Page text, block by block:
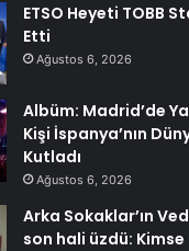
ETSO Heyeti TOBB
Etti
Ağustos 6, 2026
Albüm: Madrid’de
Kişi İspanya’nın
Kutladı
Ağustos 6, 2026
Arka Sokaklar’ın
son hali üzdü: